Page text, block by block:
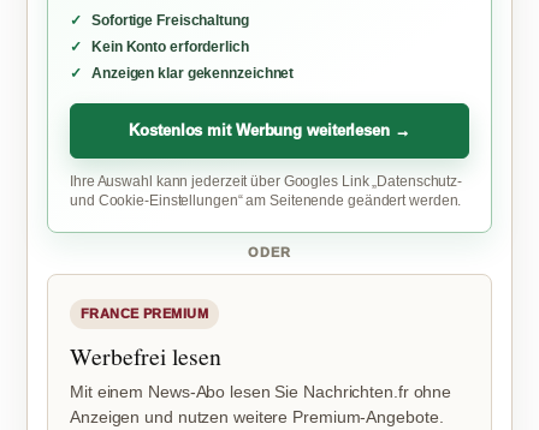
Sofortige Freischaltung
Kein Konto erforderlich
Anzeigen klar gekennzeichnet
Kostenlos mit Werbung weiterlesen →
Ihre Auswahl kann jederzeit über Googles Link „Datenschutz-
und Cookie-Einstellungen“ am Seitenende geändert werden.
ODER
FRANCE PREMIUM
Werbefrei lesen
Mit einem News-Abo lesen Sie Nachrichten.fr ohne
Anzeigen und nutzen weitere Premium-Angebote.